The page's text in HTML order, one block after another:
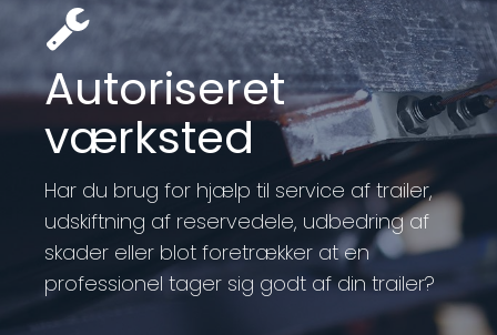
Autoriseret
værksted
Har du brug for hjælp til service af trailer,
udskiftning af reservedele, udbedring af
skader eller blot foretrækker at en
professionel tager sig godt af din trailer?